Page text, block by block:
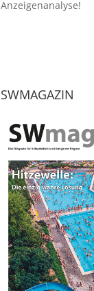
Anzeigenanalyse!
SWMAGAZIN